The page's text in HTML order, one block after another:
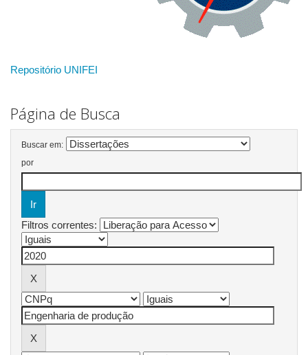
Repositório UNIFEI
Página de Busca
Buscar em:
por
Filtros correntes: